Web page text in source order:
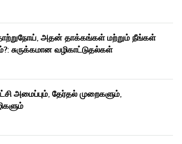
அதன் தாக்கங்கள் மற்றும் நீங்கள்
சுருக்கமான வழிகாட்டுதல்கள்
அமைப்பும், தேர்தல் முறைகளும்,